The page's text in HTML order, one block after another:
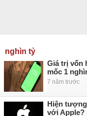
nghìn tỷ
Giá trị vốn
mốc 1
7 năm trước
Hiện
với Apple?